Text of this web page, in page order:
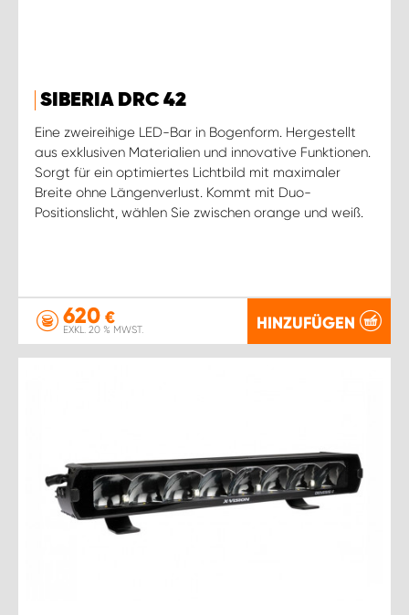
SIBERIA DRC 42
Eine zweireihige LED-Bar in Bogenform. Hergestellt
aus exklusiven Materialien und innovative Funktionen.
Sorgt für ein optimiertes Lichtbild mit maximaler
Breite ohne Längenverlust. Kommt mit Duo-
Positionslicht, wählen Sie zwischen orange und weiß.
620 €
EXKL. 20 % MWST. HINZUFÜGEN